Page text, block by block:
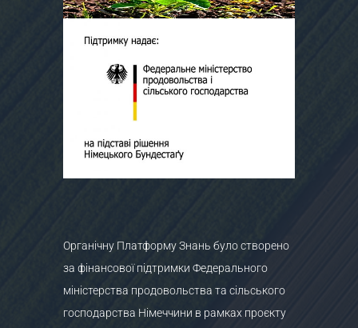
Органічну Платформу Знань було створено
за фінансової підтримки Федерального
міністерства продовольства та сільського
господарства Німеччини в рамках проєкту